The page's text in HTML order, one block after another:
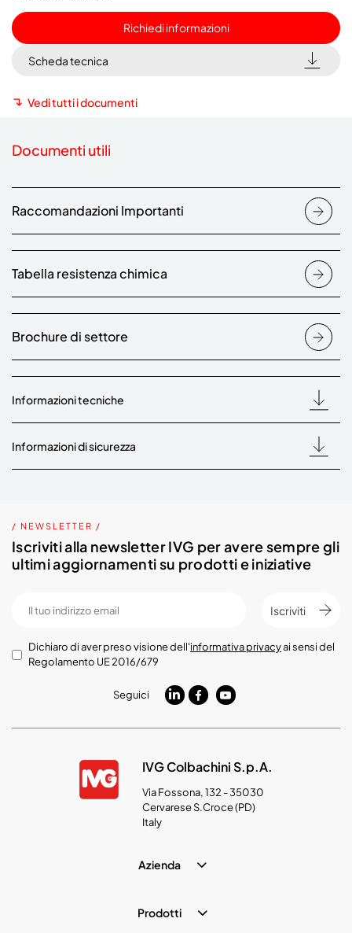
Richiedi informazioni
Scheda tecnica
Vedi tutti i documenti
Documenti utili
Raccomandazioni Importanti
Tabella resistenza chimica
Brochure di settore
Informazioni tecniche
Informazioni di sicurezza
/ NEWSLETTER /
Iscriviti alla newsletter IVG per avere sempre gli
ultimi aggiornamenti su prodotti e iniziative
Iscriviti
Dichiaro di aver preso visione dell'informativa privacyai sensi del
Regolamento UE 2016/679
Seguici
IVG Colbachini S.p.A.
Via Fossona, 132 - 35030
Cervarese S.Croce (PD)
Italy
Azienda
Prodotti